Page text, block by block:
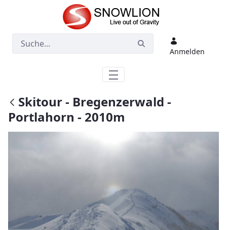
Zum Hauptinhalt springen
Anmelden
Skitour - Bregenzerwald -
Portlahorn - 2010m